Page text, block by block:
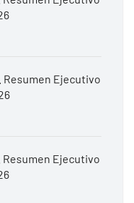
Resumen Ejecutivo
Resumen Ejecutivo